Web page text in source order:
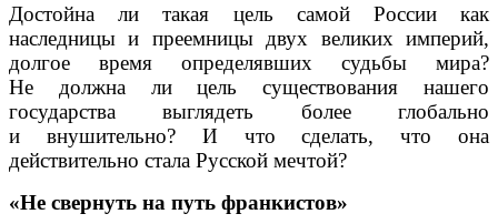
Достойна ли такая цель самой России как
наследницы и преемницы двух великих империй,
долгое время определявших судьбы мира?
Не должна ли цель существования нашего
государства выглядеть более глобально
и внушительно? И что сделать, что она
действительно стала Русской мечтой?
«Не свернуть на путь франкистов»